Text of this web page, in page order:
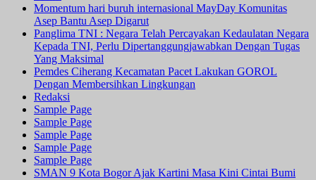
Momentum hari buruh internasional MayDay Komunitas
Asep Bantu Asep Digarut
Panglima TNI : Negara Telah Percayakan Kedaulatan Negara
Kepada TNI, Perlu Dipertanggungjawabkan Dengan Tugas
Yang Maksimal
Pemdes Ciherang Kecamatan Pacet Lakukan GOROL
Dengan Membersihkan Lingkungan
Redaksi
Sample Page
Sample Page
Sample Page
Sample Page
Sample Page
SMAN 9 Kota Bogor Ajak Kartini Masa Kini Cintai Bumi